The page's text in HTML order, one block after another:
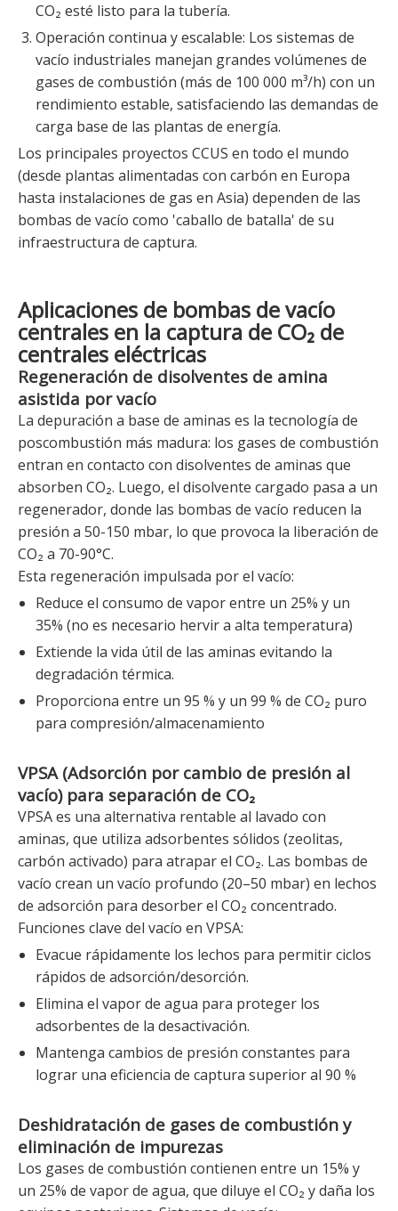
CO₂ esté listo para la tubería.
Operación continua y escalable: Los sistemas de
vacío industriales manejan grandes volúmenes de
gases de combustión (más de 100 000 m³/h) con un
rendimiento estable, satisfaciendo las demandas de
carga base de las plantas de energía.
Los principales proyectos CCUS en todo el mundo
(desde plantas alimentadas con carbón en Europa
hasta instalaciones de gas en Asia) dependen de las
bombas de vacío como 'caballo de batalla' de su
infraestructura de captura.
Aplicaciones de bombas de vacío
centrales en la captura de CO₂ de
centrales eléctricas
Regeneración de disolventes de amina
asistida por vacío
La depuración a base de aminas es la tecnología de
poscombustión más madura: los gases de combustión
entran en contacto con disolventes de aminas que
absorben CO₂. Luego, el disolvente cargado pasa a un
regenerador, donde las bombas de vacío reducen la
presión a 50-150 mbar, lo que provoca la liberación de
CO₂ a 70-90°C.
Esta regeneración impulsada por el vacío:
Reduce el consumo de vapor entre un 25% y un
35% (no es necesario hervir a alta temperatura)
Extiende la vida útil de las aminas evitando la
degradación térmica.
Proporciona entre un 95 % y un 99 % de CO₂ puro
para compresión/almacenamiento
VPSA (Adsorción por cambio de presión al
vacío) para separación de CO₂
VPSA es una alternativa rentable al lavado con
aminas, que utiliza adsorbentes sólidos (zeolitas,
carbón activado) para atrapar el CO₂. Las bombas de
vacío crean un vacío profundo (20–50 mbar) en lechos
de adsorción para desorber el CO₂ concentrado.
Funciones clave del vacío en VPSA:
Evacue rápidamente los lechos para permitir ciclos
rápidos de adsorción/desorción.
Elimina el vapor de agua para proteger los
adsorbentes de la desactivación.
Mantenga cambios de presión constantes para
lograr una eficiencia de captura superior al 90 %
Deshidratación de gases de combustión y
eliminación de impurezas
Los gases de combustión contienen entre un 15% y
un 25% de vapor de agua, que diluye el CO₂ y daña los